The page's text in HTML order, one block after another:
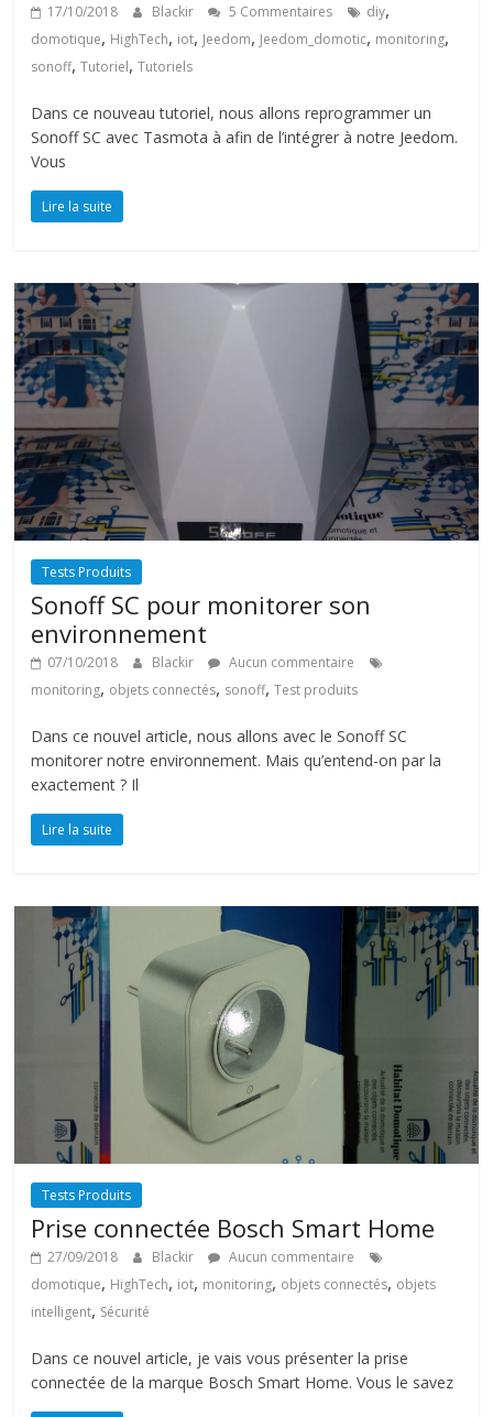
17/10/2018 Blackir 5 Commentaires diy,
domotique, HighTech, iot, Jeedom, Jeedom_domotic, monitoring,
sonoff,Tutoriel,Tutoriels
Dans ce nouveau tutoriel, nous allons reprogrammer un
Sonoff SC avec Tasmota à afin de l’intégrer à notre Jeedom.
Vous
Lire la suite
Tests Produits
Sonoff SC pour monitorer son
environnement
07/10/2018 Blackir
Aucun commentaire
monitoring, objets connectés, sonoff,Test produits
Dans ce nouvel article, nous allons avec le Sonoff SC
monitorer notre environnement. Mais qu’entend-on par la
exactement ? Il
Lire la suite
Tests Produits
Prise connectée Bosch Smart Home
27/09/2018 Blackir
Aucun commentaire
domotique, HighTech, iot, monitoring, objets connectés, objets
intelligent, Sécurité
Dans ce nouvel article, je vais vous présenter la prise
connectée de la marque Bosch Smart Home. Vous le savez